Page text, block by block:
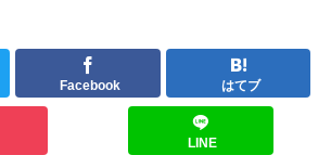
Facebook はてブ
LINE